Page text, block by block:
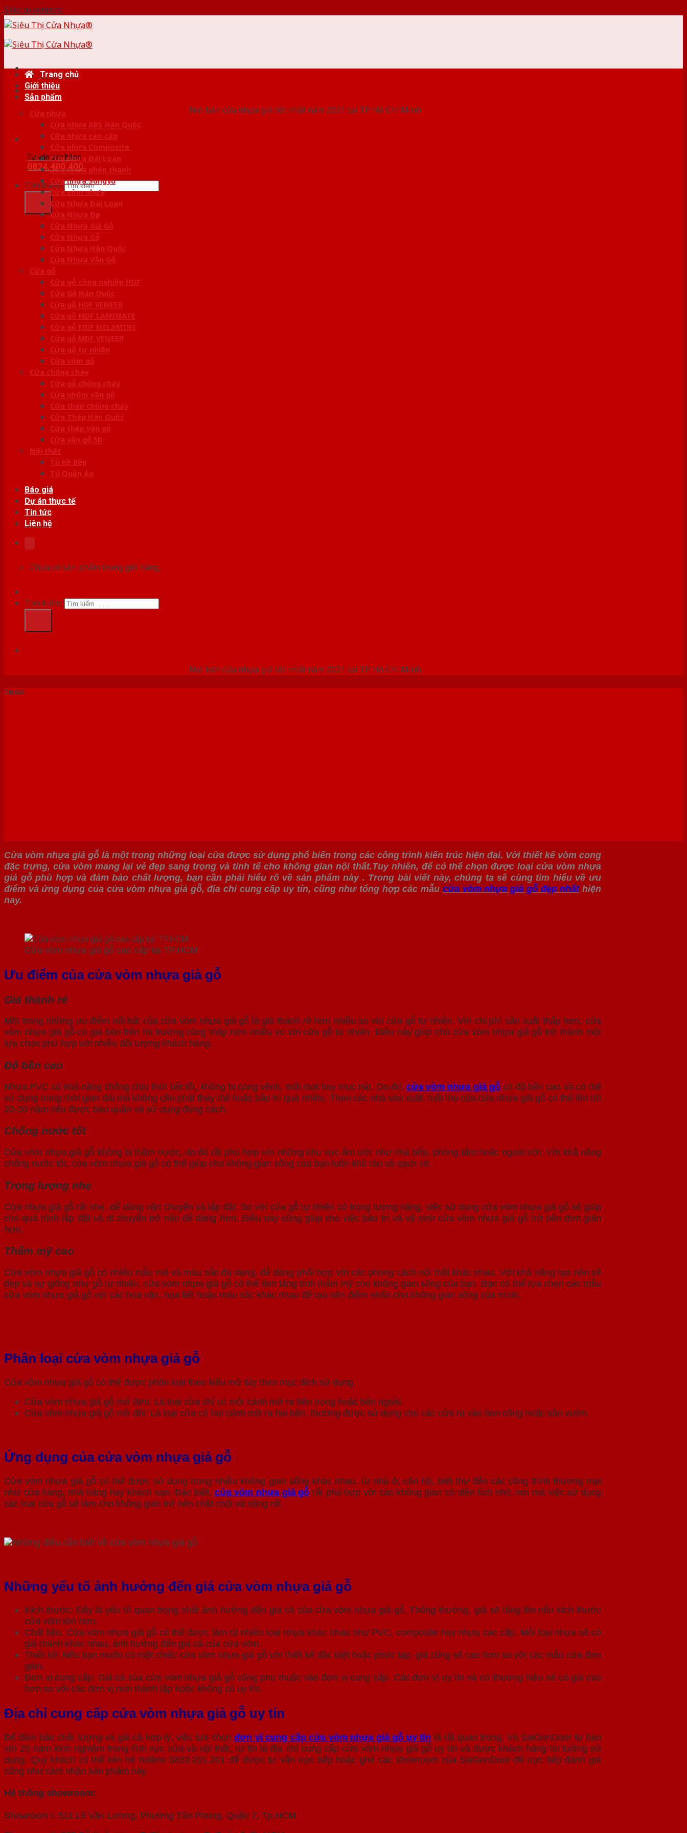
Skip to content
Nơi bán cửa nhựa giá tốt nhất năm 2021 tại TP. Hồ Chí Minh
Tư vấn bán hàng
0824.400.400
Tìm kiếm:
Trang chủ
Giới thiệu
Sản phẩm
Cửa nhựa
Cửa nhựa ABS Hàn Quốc
Cửa nhựa cao cấp
Cửa nhựa Composite
Cửa nhựa Đài Loan
Cửa nhựa ghép thanh
Cửa nhựa Sungyu
Cửa vòm nhựa
Cửa Nhựa Đài Loan
Cửa Nhựa Đẹp
Cửa Nhựa Giả Gỗ
Cửa Nhựa Gỗ
Cửa Nhựa Hàn Quốc
Cửa Nhựa Vân Gỗ
Cửa gỗ
Cửa gỗ công nghiệp HDF
Cửa Gỗ Hàn Quốc
Cửa gỗ HDF VENEER
Cửa gỗ MDF LAMINATE
Cửa gỗ MDF MELAMINE
Cửa gỗ MDF VENEER
Cửa gỗ tự nhiên
Cửa vòm gỗ
Cửa chống cháy
Cửa gỗ chống cháy
Cửa nhôm vân gỗ
Cửa thép chống cháy
Cửa Thép Hàn Quốc
Cửa thép vân gỗ
Cửa vân gỗ 5D
Nội thất
Tủ Kệ Bếp
Tủ Quần Áo
Báo giá
Dự án thực tế
Tin tức
Liên hệ
Chưa có sản phẩm trong giỏ hàng.
Tìm kiếm:
Nơi bán cửa nhựa giá tốt nhất năm 2021 tại TP. Hồ Chí Minh
Tin tức
Cửa vòm nhựa giả gỗ là một trong những loại cửa được sử dụng phổ biến trong các công trình kiến trúc hiện đại. Với thiết kế vòm cong
đặc trưng, cửa vòm mang lại vẻ đẹp sang trọng và tinh tế cho không gian nội thất.Tuy nhiên, để có thể chọn được loại cửa vòm nhựa
giả gỗ phù hợp và đảm bảo chất lượng, bạn cần phải hiểu rõ về sản phẩm này . Trong bài viết này, chúng ta sẽ cùng tìm hiểu về ưu
điểm và ứng dụng của cửa vòm nhựa giả gỗ, địa chỉ cung cấp uy tín, cũng như tổng hợp các mẫu cửa vòm nhựa giả gỗ đẹp nhấthiện
nay.
Cửa vòm nhựa giả gỗ cao cấp tại TP.HCM
Ưu điểm của cửa vòm nhựa giả gỗ
Giá thành rẻ
Một trong những ưu điểm nổi bật của cửa vòm nhựa giả gỗ là giá thành rẻ hơn nhiều so với cửa gỗ tự nhiên. Với chi phí sản xuất thấp hơn, cửa
vòm nhựa giả gỗ có giá bán trên thị trường cũng thấp hơn nhiều so với cửa gỗ tự nhiên. Điều này giúp cho cửa vòm nhựa giả gỗ trở thành một
lựa chọn phù hợp với nhiều đối tượng khách hàng.
Độ bền cao
Nhựa PVC có khả năng chống chịu thời tiết tốt, không bị cong vênh, mối mọt hay mục nát. Do đó, cửa vòm nhựa giả gỗcó độ bền cao và có thể
sử dụng trong thời gian dài mà không cần phải thay thế hoặc bảo trì quá nhiều. Theo các nhà sản xuất, tuổi thọ của cửa nhựa giả gỗ có thể lên tới
20-30 năm nếu được bảo quản và sử dụng đúng cách.
Chống nước tốt
Cửa vòm nhựa giả gỗ không bị thấm nước, do đó rất phù hợp với những khu vực ẩm ướt như nhà bếp, phòng tắm hoặc ngoài trời. Với khả năng
chống nước tốt, cửa vòm nhựa giả gỗ có thể giúp cho không gian sống của bạn luôn khô ráo và sạch sẽ.
Trọng lượng nhẹ
Cửa nhựa giả gỗ rất nhẹ, dễ dàng vận chuyển và lắp đặt. So với cửa gỗ tự nhiên có trọng lượng nặng, việc sử dụng cửa vòm nhựa giả gỗ sẽ giúp
cho quá trình lắp đặt và di chuyển trở nên dễ dàng hơn. Điều này cũng giúp cho việc bảo trì và vệ sinh cửa vòm nhựa giả gỗ trở nên đơn giản
hơn.
Thẩm mỹ cao
Cửa vòm nhựa giả gỗ có nhiều mẫu mã và màu sắc đa dạng, dễ dàng phối hợp với các phong cách nội thất khác nhau. Với khả năng tạo nên vẻ
đẹp và sự giống như gỗ tự nhiên, cửa vòm nhựa giả gỗ có thể làm tăng tính thẩm mỹ cho không gian sống của bạn. Bạn có thể lựa chọn các mẫu
cửa vòm nhựa giả gỗ với các hoa văn, họa tiết hoặc màu sắc khác nhau để tạo nên điểm nhấn cho không gian sống của mình.
Phân loại cửa vòm nhựa giả gỗ
Cửa vòm nhựa giả gỗ có thể được phân loại theo kiểu mở tùy theo mục đích sử dụng.
Cửa vòm nhựa giả gỗ mở đơn: Là loại cửa chỉ có một cánh mở ra bên trong hoặc bên ngoài.
Cửa vòm nhựa giả gỗ mở đôi: Là loại cửa có hai cánh mở ra hai bên, thường được sử dụng cho các cửa ra vào ban công hoặc sân vườn.
Ứng dụng của cửa vòm nhựa giả gỗ
Cửa vòm nhựa giả gỗ có thể được sử dụng trong nhiều không gian sống khác nhau, từ nhà ở, căn hộ, biệt thự đến các công trình thương mại
như cửa hàng, nhà hàng hay khách sạn. Đặc biệt, cửa vòm nhựa giả gỗ rất phù hợp với các không gian có diện tích nhỏ, nơi mà việc sử dụng
các loại cửa gỗ sẽ làm cho không gian trở nên chật chội và nặng nề.
Những yếu tố ảnh hưởng đến giá cửa vòm nhựa giả gỗ
Kích thước: Đây là yếu tố quan trọng nhất ảnh hưởng đến giá cả của cửa vòm nhựa giả gỗ. Thông thường, giá sẽ tăng lên nếu kích thước
cửa vòm lớn hơn.
Chất liệu: Cửa vòm nhựa giả gỗ có thể được làm từ nhiều loại nhựa khác nhau như PVC, composite hay nhựa cao cấp. Mỗi loại nhựa sẽ có
giá thành khác nhau, ảnh hưởng đến giá cả của cửa vòm.
Thiết kế: Nếu bạn muốn có một chiếc cửa vòm nhựa giả gỗ với thiết kế đặc biệt hoặc phức tạp, giá cũng sẽ cao hơn so với các mẫu cửa đơn
giản.
Đơn vị cung cấp: Giá cả của cửa vòm nhựa giả gỗ cũng phụ thuộc vào đơn vị cung cấp. Các đơn vị uy tín và có thương hiệu sẽ có giá cao
hơn so với các đơn vị mới thành lập hoặc không có uy tín.
Địa chỉ cung cấp cửa vòm nhựa giả gỗ uy tín
Để đảm bảo chất lượng và giá cả hợp lý, việc lựa chọnđơn vị cung cấp cửa vòm nhựa giả gỗ uy tín là rất quan trọng. Và SaiGonDoor tự hào
với 25 năm kinh nghiệm trong lĩnh vực cửa và nội thất, tự tin là địa chỉ cung cấp cửa vòm nhựa giả gỗ uy tín và được khách hàng tin tưởng sử
dụng. Quý khách có thể liên hệ hotline 0833.201.201 để được tư vấn trực tiếp hoặc ghé các showroom của SaiGonDoor để trực tiếp đánh giá
cũng như cảm nhận sản phẩm này.
Hệ thống showroom:
Showroom I: 511 Lê Văn Lương, Phường Tân Phong, Quận 7, Tp.HCM